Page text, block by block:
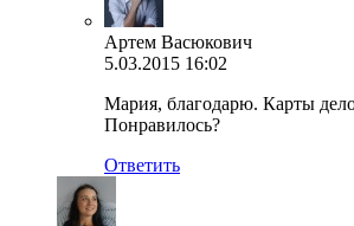
Артем Васюкович
5.03.2015 16:02
Мария, благодарю. Карты
Понравилось?
Ответить